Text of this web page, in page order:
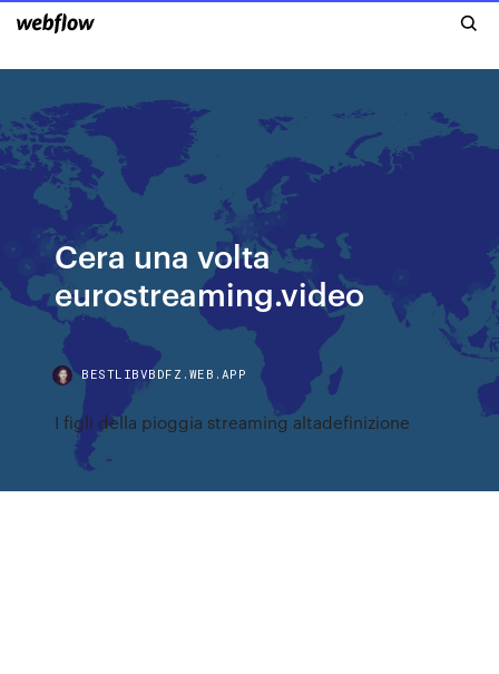
Cera una volta
eurostreaming.video
BESTLIBVBDFZ.WEB.APP
I figli della pioggia streaming altadefinizione